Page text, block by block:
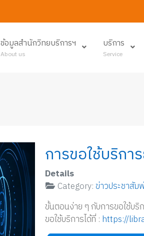
ข้อมูลสำนักวิทยบริการฯ
About us
บริการ
Service
การขอใช้บริก
Details
Category:ข่าวประชาสัม
ขั้นตอนง่าย ๆ กับการขอใช้บ
ขอใช้บริการได้ที่ : https://